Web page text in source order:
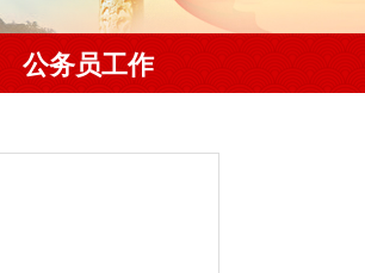
公务员工作